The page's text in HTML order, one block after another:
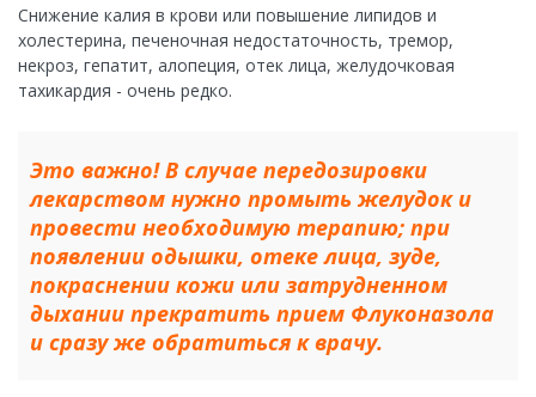
Снижение калия в крови или повышение липидов и
холестерина, печеночная недостаточность, тремор,
некроз, гепатит, алопеция, отек лица, желудочковая
тахикардия - очень редко.
Это важно! В случае передозировки
лекарством нужно промыть желудок и
провести необходимую терапию; при
появлении одышки, отеке лица, зуде,
покраснении кожи или затрудненном
дыхании прекратить прием Флуконазола
и сразу же обратиться к врачу.